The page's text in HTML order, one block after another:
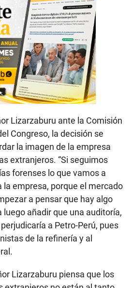
Lizarzaburu ante la Comisión
Congreso, la decisión se
la imagen de la empresa
extranjeros. “Si seguimos
forenses lo que vamos a
la empresa, porque el mercado
a pensar que hay algo
luego añadir que una auditoría,
a Petro-Perú, pues
de la refinería y al
Lizarzaburu piensa que los